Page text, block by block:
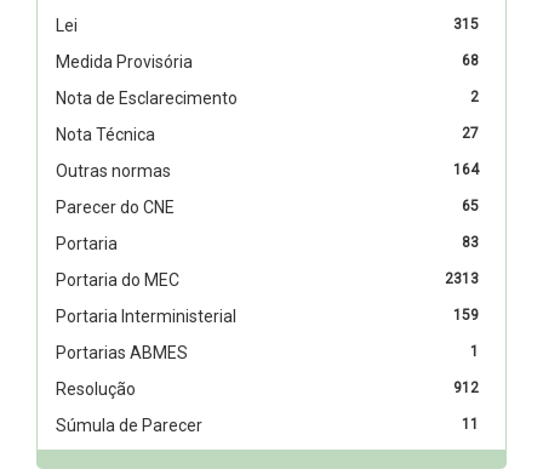
315
Lei
68
Medida Provisória
2
Nota de Esclarecimento
27
Nota Técnica
164
Outras normas
65
Parecer do CNE
83
Portaria
2313
Portaria do MEC
159
Portaria Interministerial
1
Portarias ABMES
912
Resolução
11
Súmula de Parecer